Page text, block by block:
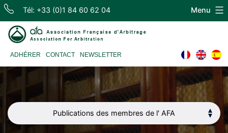
Skip
content
Tél: +33 (0)1 84 60 62 04
d'Arbitrage
ADHÉRER CONTACT NEWSLETTER
Menu
Publications des membres de l' AFA